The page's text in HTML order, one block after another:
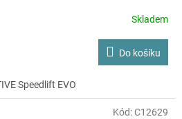
Skladem
Do košíku
Speedlift EVO
Kód:C12629